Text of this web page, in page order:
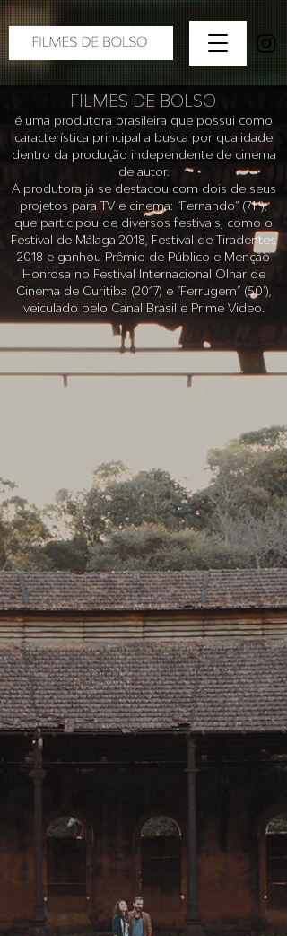
FILMES DE BOLSO
é uma produtora brasileira que possui como
característica principal a busca por qualidade
dentro da produção independente de cinema
de autor.
A produtora já se destacou com dois de seus
projetos para TV e cinema: “Fernando” (71’’),
que participou de diversos festivais, como o
Festival de Málaga 2018, Festival de Tiradentes
2018 e ganhou Prêmio de Público e Menção
Honrosa no Festival Internacional Olhar de
Cinema de Curitiba (2017) e “Ferrugem” (50’),
veiculado pelo Canal Brasil e Prime Video.